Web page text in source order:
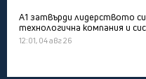
А1 затвърди лидерството
технологична компания и
12:01, 04 авг 26